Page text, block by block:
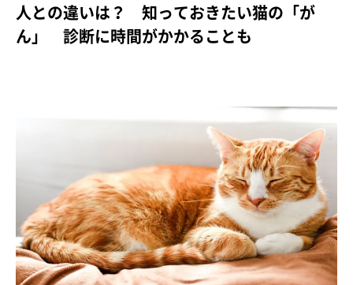
人との違いは？ 知っておきたい猫の「が
ん」 診断に時間がかかることも